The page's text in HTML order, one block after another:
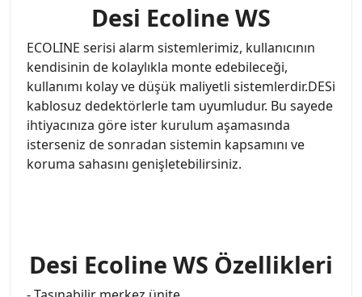
Desi Ecoline WS
ECOLINE serisi alarm sistemlerimiz, kullanıcının
kendisinin de kolaylıkla monte edebileceği,
kullanımı kolay ve düşük maliyetli sistemlerdir.DESi
kablosuz dedektörlerle tam uyumludur. Bu sayede
ihtiyacınıza göre ister kurulum aşamasında
isterseniz de sonradan sistemin kapsamını ve
koruma sahasını genişletebilirsiniz.
Desi Ecoline WS Özellikleri